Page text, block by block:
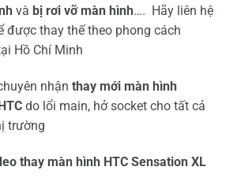
và bị rơi vỡ màn hình…. Hãy liên hệ
được thay thế theo phong cách
Hồ Chí Minh
nhận thay mới màn hình
do lổi main, hở socket cho tất cả
trường
thay màn hình HTC Sensation XL